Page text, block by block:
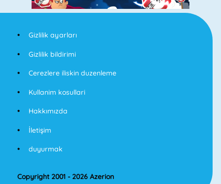
Gizlilik ayarları
Gizlilik bildirimi
Cerezlere iliskin duzenleme
Kullanim kosullari
Hakkımızda
İletişim
duyurmak
Copyright 2001 - 2026 Azerion